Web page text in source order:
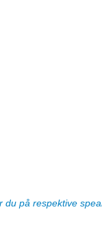
du på respektive